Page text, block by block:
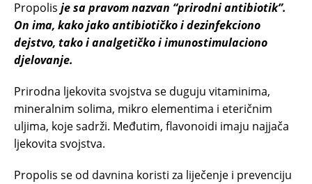
Propolis je sa pravom nazvan “prirodni antibiotik”.
On ima, kako jako antibiotičko i dezinfekciono
dejstvo, tako i analgetičko i imunostimulaciono
djelovanje.
Prirodna ljekovita svojstva se duguju vitaminima,
mineralnim solima, mikro elementima i eteričnim
uljima, koje sadrži. Međutim, flavonoidi imaju najjača
ljekovita svojstva.
Propolis se od davnina koristi za liječenje i prevenciju